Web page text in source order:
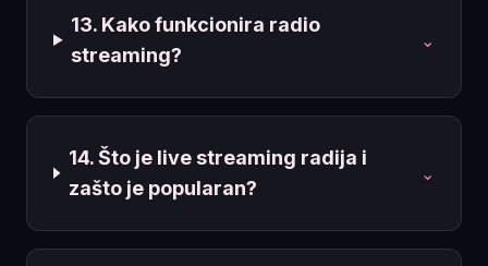
13. Kako funkcionira radio
streaming?
⌄
14. Što je live streaming radija i
zašto je popularan?
⌄